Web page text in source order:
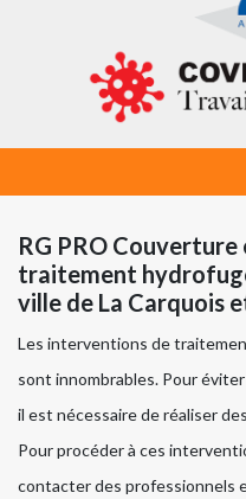
RG PRO
traitement
ville de La Carquois
Les interventions de
sont innombrables. Pour
il est nécessaire de réaliser
Pour procéder à ces
contacter des professionnels